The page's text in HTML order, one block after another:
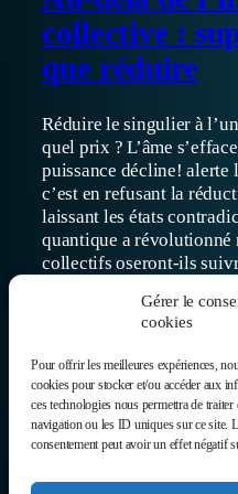
Gérer le
cookies
Pour offrir les meilleures expériences,
cookies pour stocker et/ou accéder aux
ces technologies nous permettra de
navigation ou les ID uniques sur ce site.
consentement peut avoir un effet négatif
collective :
que réduire
Réduire le singulier à
quel prix ? L’âme
puissance décline! alerte
c’est en refusant la
laissant les états
quantique a révolutionné
collectifs oseront-ils